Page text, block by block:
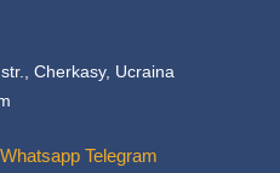
Cherkasy, Ucraina
Whatsapp Telegram